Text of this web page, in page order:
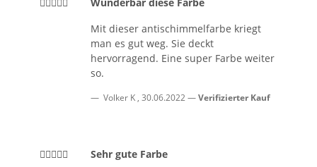
Mit dieser antischimmelfarbe kriegt
man es gut weg. Sie deckt
hervorragend. Eine super Farbe weiter
so.
Volker K , 30.06.2022 Verifizierter Kauf
Sehr gute Farbe